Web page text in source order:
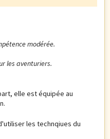
modérée.
les aventuriers.
elle est équipée au
les technqiues du